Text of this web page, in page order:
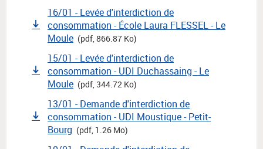
16/01 - Levée d'interdiction de
consommation - École Laura FLESSEL - Le
Moule (pdf, 866.87 Ko)
15/01 - Levée d'interdiction de
consommation - UDI Duchassaing - Le
Moule (pdf, 344.72 Ko)
13/01 - Demande d'interdiction de
consommation - UDI Moustique - Petit-
Bourg (pdf, 1.26 Mo)